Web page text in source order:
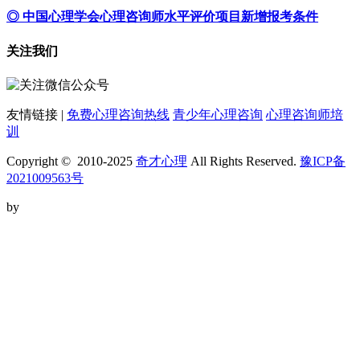
◎ 中国心理学会心理咨询师水平评价项目新增报考条件
关注我们
友情链接 | 免费心理咨询热线 青少年心理咨询 心理咨询师培
训
Copyright © 2010-2025 奇才心理 All Rights Reserved. 豫ICP备
2021009563号
by